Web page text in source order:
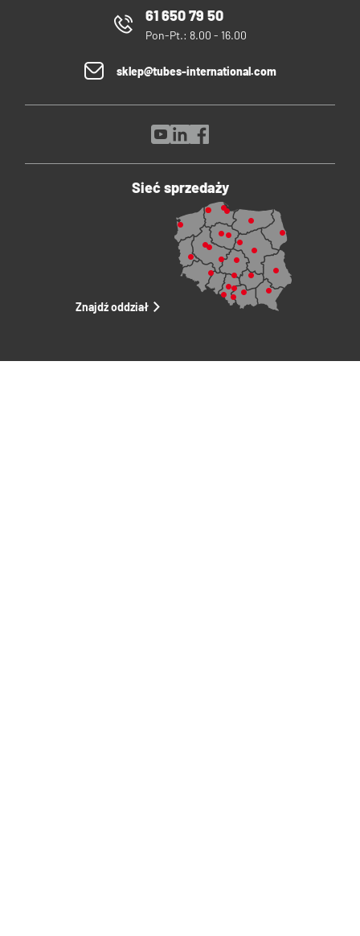
61 650 79 50
Pon-Pt.: 8.00 - 16.00
sklep@tubes-international.com
Sieć sprzedaży
Znajdź oddział